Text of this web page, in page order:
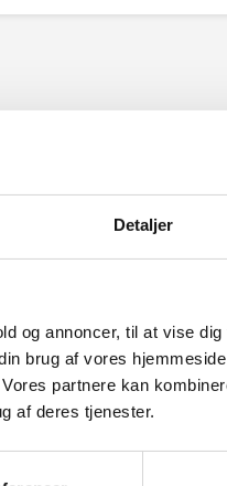
Detaljer
og annoncer, til at vise
brug af vores
partnere kan
af deres tjenester.